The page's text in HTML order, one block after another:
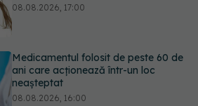
Medicamentul folosit de peste 60 de
Transpirații nocturne: semnul ignorat
care poate ascunde probleme